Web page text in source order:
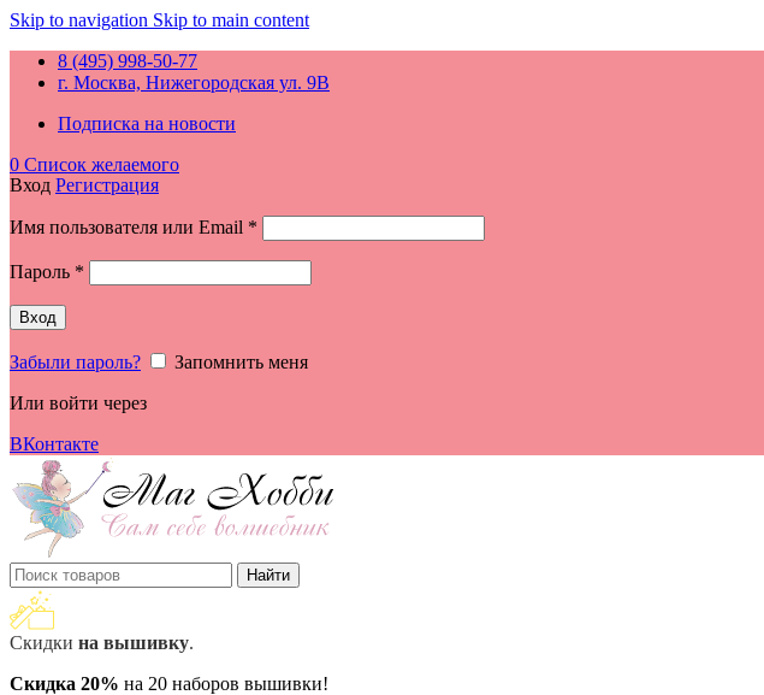
Skip to navigation Skip to main content
8 (495) 998-50-77
г. Москва, Нижегородская ул. 9В
Подписка на новости
0 Список желаемого
Вход Регистрация
Имя пользователя или Email *
Пароль *
Вход
Забыли пароль?
Запомнить меня
Или войти через
ВКонтакте
Найти
Скидки на вышивку.
Скидка 20% на 20 наборов вышивки!